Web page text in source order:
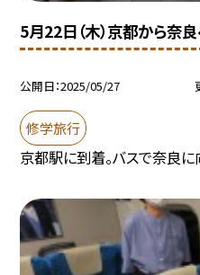
5月22日（木）京都から奈
公開日 2025/05/27
修学旅行
京都駅に到着。バスで奈良に